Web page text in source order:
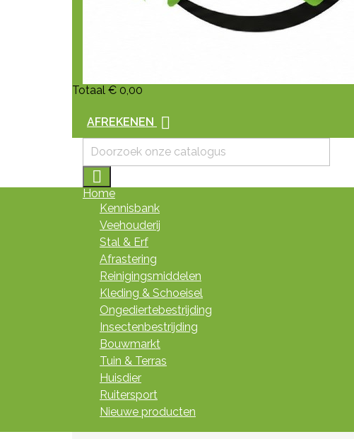
Totaal € 0,00
AFREKENEN 

Home
Kennisbank
Veehouderij
Stal & Erf
Afrastering
Reinigingsmiddelen
Kleding & Schoeisel
Ongediertebestrijding
Insectenbestrijding
Bouwmarkt
Tuin & Terras
Huisdier
Ruitersport
Nieuwe producten